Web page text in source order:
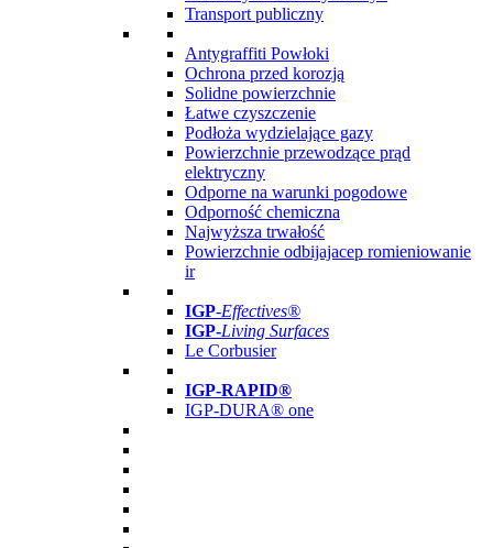
Transport publiczny
Antygraffiti Powłoki
Ochrona przed korozją
Solidne powierzchnie
Łatwe czyszczenie
Podłoża wydzielające gazy
Powierzchnie przewodzące prąd
elektryczny
Odporne na warunki pogodowe
Odporność chemiczna
Najwyższa trwałość
Powierzchnie odbijajacep romieniowanie
ir
IGP-Effectives®
IGP-Living Surfaces
Le Corbusier
IGP-RAPID®
IGP-DURA® one